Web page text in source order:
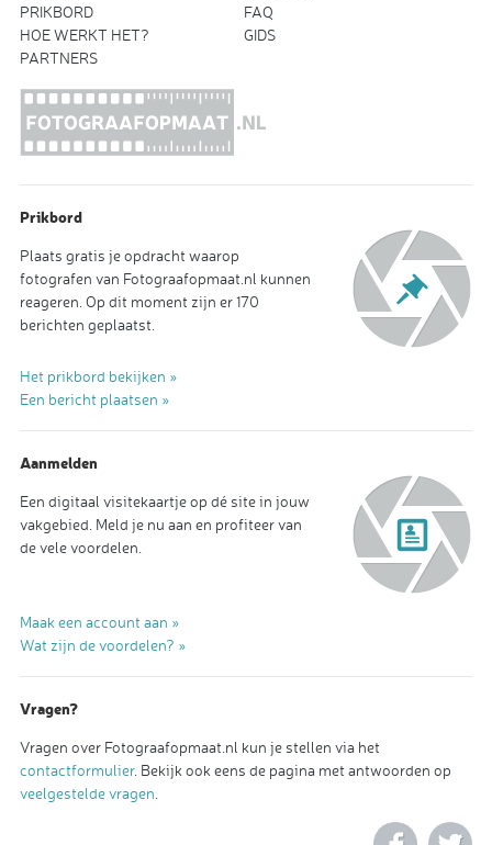
PRIKBORD
FAQ
HOE WERKT HET?
GIDS
PARTNERS
Prikbord
Plaats gratis je opdracht waarop
fotografen van Fotograafopmaat.nl kunnen
reageren. Op dit moment zijn er 170
berichten geplaatst.
Het prikbord bekijken »
Een bericht plaatsen »
Aanmelden
Een digitaal visitekaartje op dé site in jouw
vakgebied. Meld je nu aan en profiteer van
de vele voordelen.
Maak een account aan »
Wat zijn de voordelen? »
Vragen?
Vragen over Fotograafopmaat.nl kun je stellen via het
contactformulier. Bekijk ook eens de pagina met antwoorden op
veelgestelde vragen